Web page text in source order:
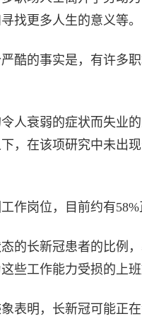
找更多人生的意义等。
酷的事实是，有许多
人衰弱的症状而失业
，在该项研究中未出
作岗位，目前约有58%
的长新冠患者的比例
些工作能力受损的上班
表明，长新冠可能正在